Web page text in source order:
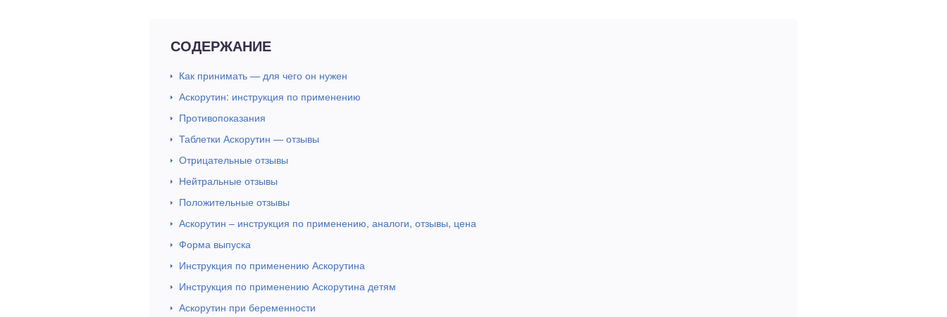
СОДЕРЖАНИЕ
Как принимать — для чего он нужен
Аскорутин: инструкция по применению
Противопоказания
Таблетки Аскорутин — отзывы
Отрицательные отзывы
Нейтральные отзывы
Положительные отзывы
Аскорутин – инструкция по применению, аналоги, отзывы, цена
Форма выпуска
Инструкция по применению Аскорутина
Инструкция по применению Аскорутина детям
Аскорутин при беременности